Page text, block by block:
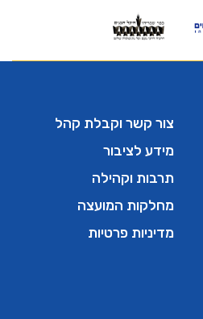
צור קשר וקבלת קהל
מידע לציבור
תרבות וקהילה
מחלקות המועצה
מדיניות פרטיות